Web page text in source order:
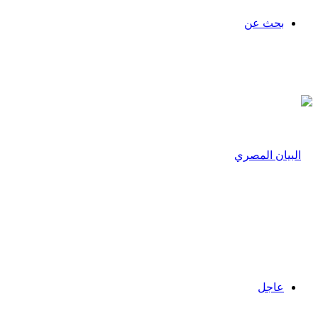
بحث عن
عاجل